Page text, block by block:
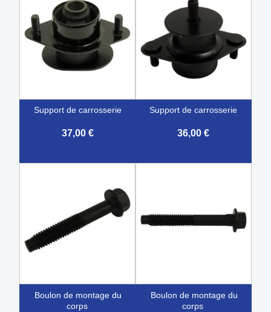
support de carrosserie
37,00 €
support de carrosserie
36,00 €
boulon de montage du
corps
boulon de montage du
corps